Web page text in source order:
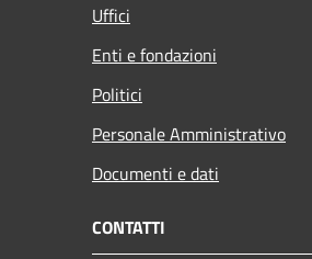
Uffici
Enti e fondazioni
Politici
Personale Amministrativo
Documenti e dati
CONTATTI